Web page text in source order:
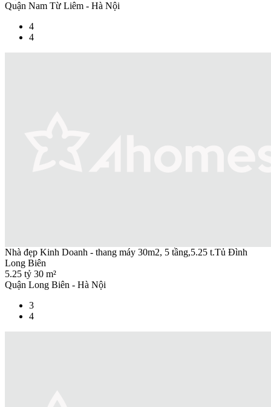
Quận Nam Từ Liêm - Hà Nội
4
4
Nhà đẹp Kinh Doanh - thang máy 30m2, 5 tầng,5.25 t.Tủ Đình
Long Biên
5.25 tỷ 30 m²
Quận Long Biên - Hà Nội
3
4